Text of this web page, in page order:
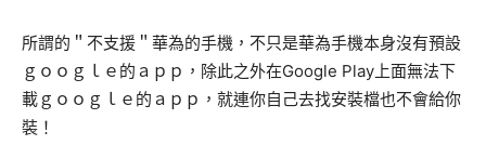
所謂的＂不支援＂華為的手機，不只是華為手機本身沒有預設
ｇｏｏｇｌｅ的ａｐｐ，除此之外在Google Play上面無法下
載ｇｏｏｇｌｅ的ａｐｐ，就連你自己去找安裝檔也不會給你
裝！